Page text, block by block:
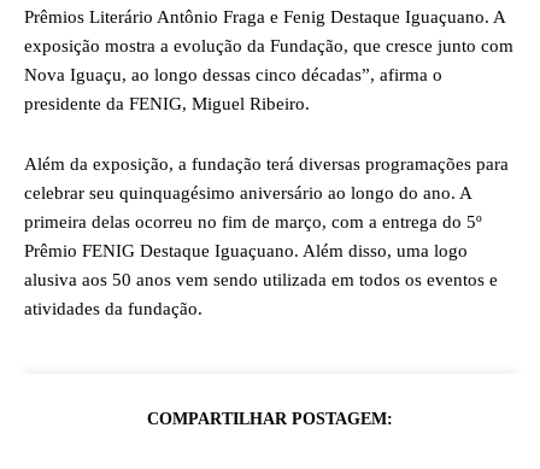
Prêmios Literário Antônio Fraga e Fenig Destaque Iguaçuano. A
exposição mostra a evolução da Fundação, que cresce junto com
Nova Iguaçu, ao longo dessas cinco décadas”, afirma o
presidente da FENIG, Miguel Ribeiro.
Além da exposição, a fundação terá diversas programações para
celebrar seu quinquagésimo aniversário ao longo do ano. A
primeira delas ocorreu no fim de março, com a entrega do 5º
Prêmio FENIG Destaque Iguaçuano. Além disso, uma logo
alusiva aos 50 anos vem sendo utilizada em todos os eventos e
atividades da fundação.
COMPARTILHAR POSTAGEM: